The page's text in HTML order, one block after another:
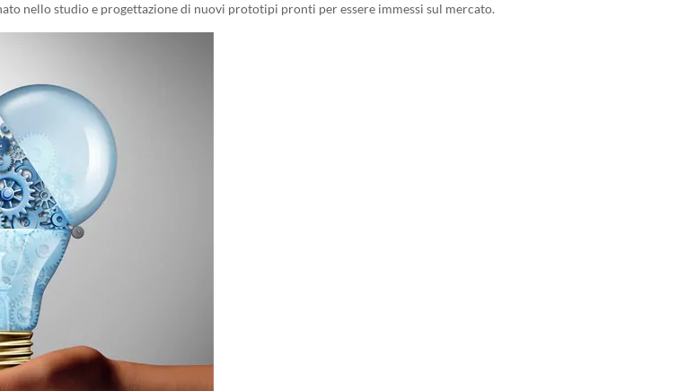
nello studio e progettazione di nuovi prototipi pronti per essere immessi sul mercato.